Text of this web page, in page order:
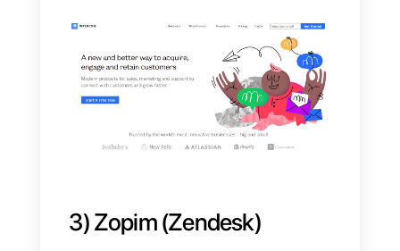
A interface da Intercom permite
que você inicie um chat
diretamente no site e forneça
suporte ao visitante do mesmo.
recursos avançados para que